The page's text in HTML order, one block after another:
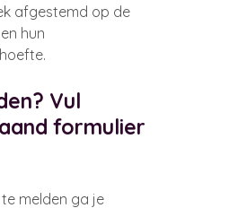
afgestemd op de
hun
Vul
formulier
melden ga je